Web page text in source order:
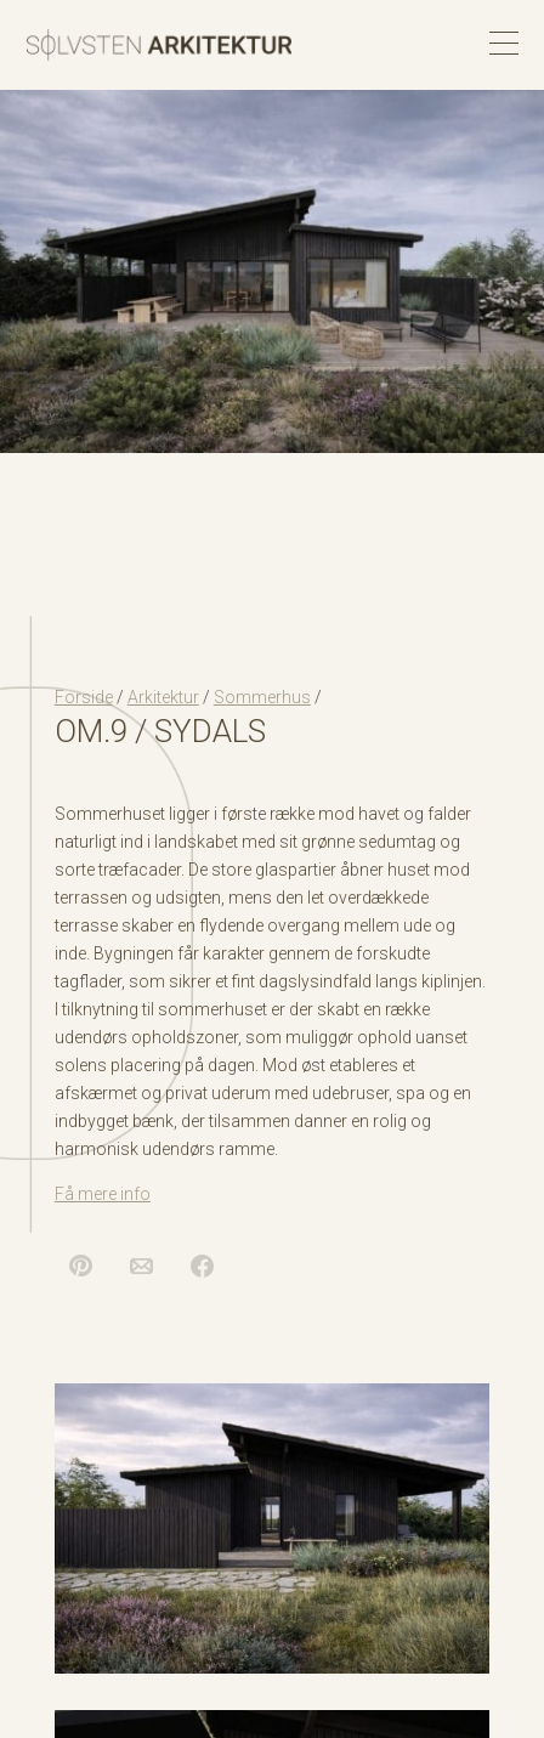
Forside/ Arkitektur/ Sommerhus /
OM.9 / SYDALS
Sommerhuset ligger i første række mod havet og falder
naturligt ind i landskabet med sit grønne sedumtag og
sorte træfacader. De store glaspartier åbner huset mod
terrassen og udsigten, mens den let overdækkede
terrasse skaber en flydende overgang mellem ude og
inde. Bygningen får karakter gennem de forskudte
tagflader, som sikrer et fint dagslysindfald langs kiplinjen.
I tilknytning til sommerhuset er der skabt en række
udendørs opholdszoner, som muliggør ophold uanset
solens placering på dagen. Mod øst etableres et
afskærmet og privat uderum med udebruser, spa og en
indbygget bænk, der tilsammen danner en rolig og
harmonisk udendørs ramme.
Få mere info